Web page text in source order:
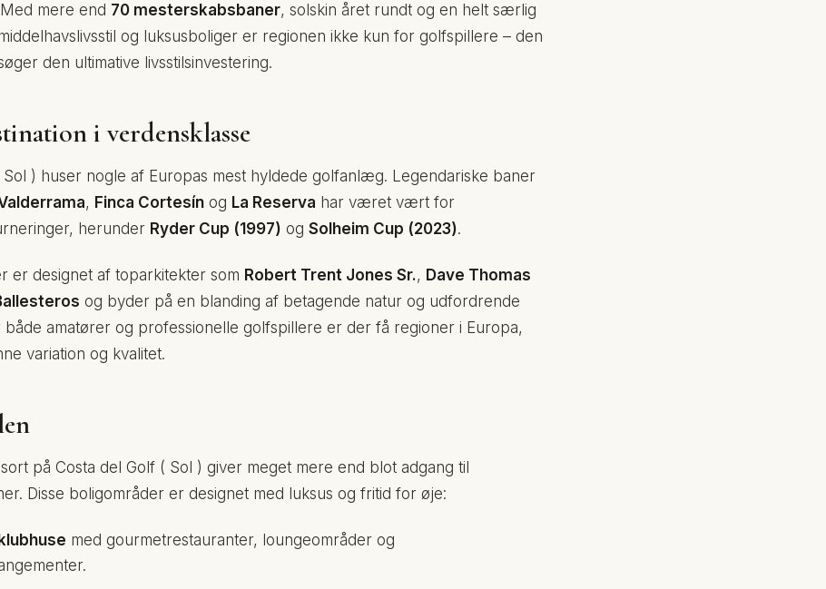
mere end 70 mesterskabsbaner, solskin året rundt og en helt særlig
og luksusboliger er regionen ikke kun for golfspillere – den
den ultimative livsstilsinvestering.
i verdensklasse
Sol ) huser nogle af Europas mest hyldede golfanlæg. Legendariske baner
, Finca Cortesín og La Reserva har været vært for
herunder Ryder Cup (1997) og Solheim Cup (2023).
er designet af toparkitekter som Robert Trent Jones Sr., Dave Thomas
og byder på en blanding af betagende natur og udfordrende
både amatører og professionelle golfspillere er der få regioner i Europa,
variation og kvalitet.
på Costa del Golf ( Sol ) giver meget mere end blot adgang til
Disse boligområder er designet med luksus og fritid for øje:
med gourmetrestauranter, loungeområder og